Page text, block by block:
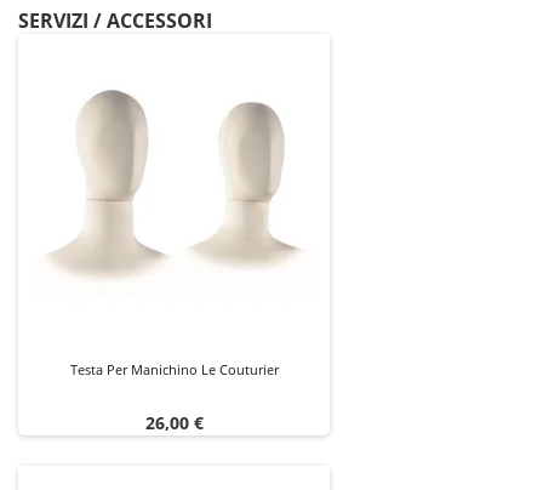
SERVIZI / ACCESSORI
Testa Per Manichino Le Couturier
Prezzo
26,00 €